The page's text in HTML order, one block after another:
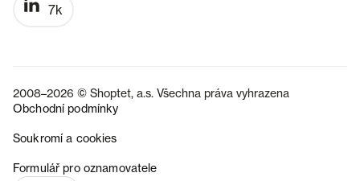
7k
2008–2026 © Shoptet, a.s. Všechna práva vyhrazena
Obchodní podmínky
Soukromí a cookies
Formulář pro oznamovatele